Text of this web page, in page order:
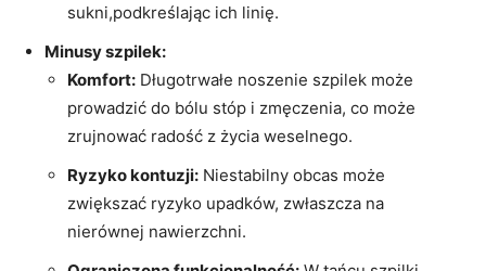
sukni,podkreślając ich linię.
Minusy szpilek:
Komfort: Długotrwałe noszenie szpilek może
prowadzić do bólu stóp i zmęczenia, co może
zrujnować radość z życia weselnego.
Ryzyko kontuzji: Niestabilny obcas może
zwiększać ryzyko upadków, zwłaszcza na
nierównej nawierzchni.